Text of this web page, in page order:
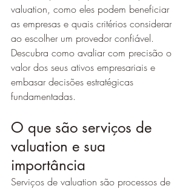
valuation, como eles podem beneficiar
as empresas e quais critérios considerar
ao escolher um provedor confiável.
Descubra como avaliar com precisão o
valor dos seus ativos empresariais e
embasar decisões estratégicas
fundamentadas.
O que são serviços de
valuation e sua
importância
Serviços de valuation são processos de